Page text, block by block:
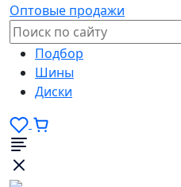
Оптовые продажи
Подбор
Шины
Диски